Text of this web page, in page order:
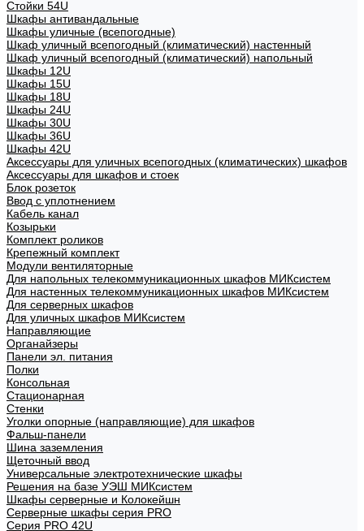
Стойки 54U
Шкафы антивандальные
Шкафы уличные (всепогодные)
Шкаф уличный всепогодный (климатический) настенный
Шкаф уличный всепогодный (климатический) напольный
Шкафы 12U
Шкафы 15U
Шкафы 18U
Шкафы 24U
Шкафы 30U
Шкафы 36U
Шкафы 42U
Аксессуары для уличных всепогодных (климатических) шкафов
Аксессуары для шкафов и стоек
Блок розеток
Ввод с уплотнением
Кабель канал
Козырьки
Комплект роликов
Крепежный комплект
Модули вентиляторные
Для напольных телекоммуникационных шкафов МИКсистем
Для настенных телекоммуникационных шкафов МИКсистем
Для серверных шкафов
Для уличных шкафов МИКсистем
Направляющие
Органайзеры
Панели эл. питания
Полки
Консольная
Стационарная
Стенки
Уголки опорные (направляющие) для шкафов
Фальш-панели
Шина заземления
Щеточный ввод
Универсальные электротехнические шкафы
Решения на базе УЭШ МИКсистем
Шкафы серверные и Колокейшн
Серверные шкафы серия PRO
Серия PRO 42U